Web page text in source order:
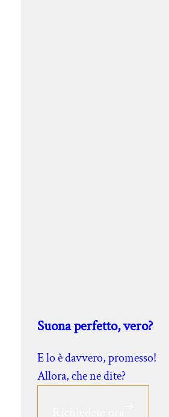
Suona perfetto, vero?
E lo è davvero, promesso!
Allora, che ne dite?